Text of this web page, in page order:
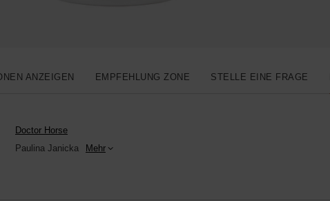
ANZEIGEN EMPFEHLUNG ZONE STELLE EINE FRAGE
Doctor Horse
Paulina Janicka Mehr